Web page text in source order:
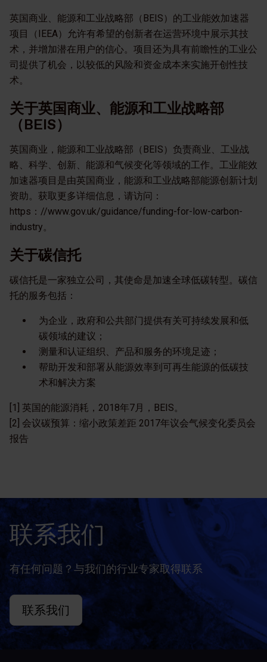
英国商业、能源和工业战略部（BEIS）的工业能效加速器
项目（IEEA）允许有希望的创新者在运营环境中展示其技
术，并增加潜在用户的信心。项目还为具有前瞻性的工业公
司提供了机会，以较低的风险和资金成本来实施开创性技
术。
关于英国商业、能源和工业战略部
（BEIS）
英国商业，能源和工业战略部（BEIS）负责商业、工业战
略、科学、创新、能源和气候变化等领域的工作。工业能效
加速器项目是由英国商业，能源和工业战略部能源创新计划
资助。获取更多详细信息，请访问：
https：//www.gov.uk/guidance/funding-for-low-carbon-
industry。
关于碳信托
碳信托是一家独立公司，其使命是加速全球低碳转型。碳信
托的服务包括：
为企业，政府和公共部门提供有关可持续发展和低
碳领域的建议；
测量和认证组织、产品和服务的环境足迹；
帮助开发和部署从能源效率到可再生能源的低碳技
术和解决方案
[1] 英国的能源消耗，2018年7月，BEIS。
[2] 会议碳预算：缩小政策差距 2017年议会气候变化委员会
报告
联系我们
有任何问题？与我们的行业专家取得联系
联系我们